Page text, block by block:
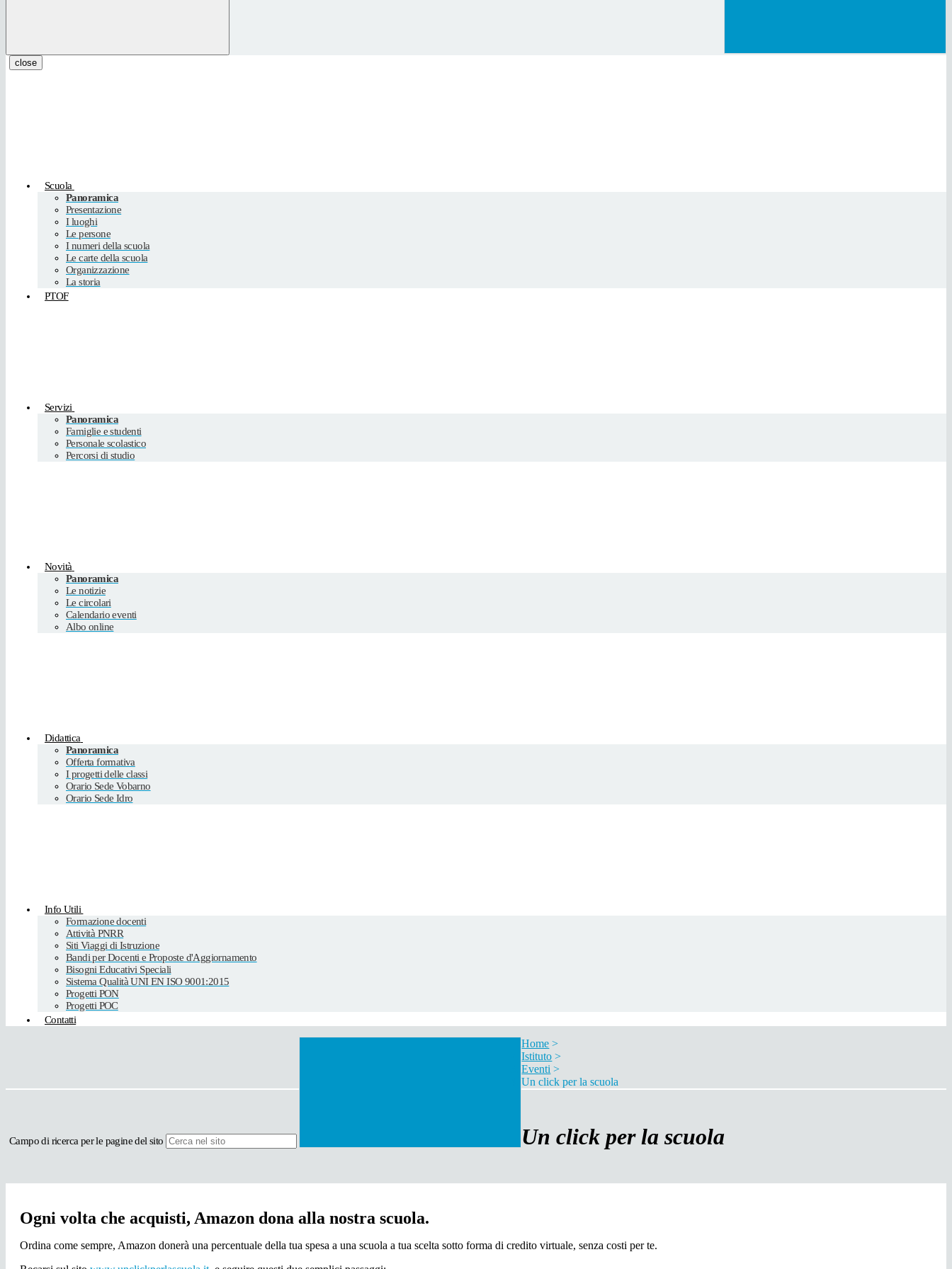
close
Scuola
Panoramica
Presentazione
I luoghi
Le persone
I numeri della scuola
Le carte della scuola
Organizzazione
La storia
PTOF
Servizi
Panoramica
Famiglie e studenti
Personale scolastico
Percorsi di studio
Novità
Panoramica
Le notizie
Le circolari
Calendario eventi
Albo online
Didattica
Panoramica
Offerta formativa
I progetti delle classi
Orario Sede Vobarno
Orario Sede Idro
Info Utili
Formazione docenti
Attività PNRR
Siti Viaggi di Istruzione
Bandi per Docenti e Proposte d'Aggiornamento
Bisogni Educativi Speciali
Sistema Qualità UNI EN ISO 9001:2015
Progetti PON
Progetti POC
Contatti
Campo di ricerca per le pagine del sito
Home >
Istituto >
Eventi >
Un click per la scuola
Un click per la scuola
Ogni volta che acquisti, Amazon dona alla nostra scuola.
Ordina come sempre, Amazon donerà una percentuale della tua spesa a una scuola a tua scelta sotto forma di credito virtuale, senza costi per te.